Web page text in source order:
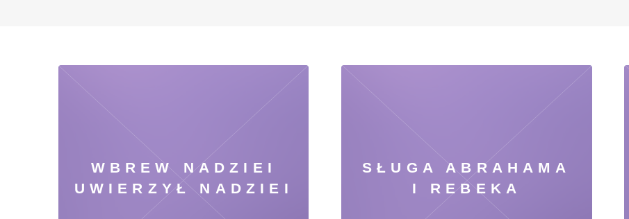
WBREW NADZIEI
UWIERZYŁ NADZIEI
SŁUGA ABRAHAMA
I REBEKA